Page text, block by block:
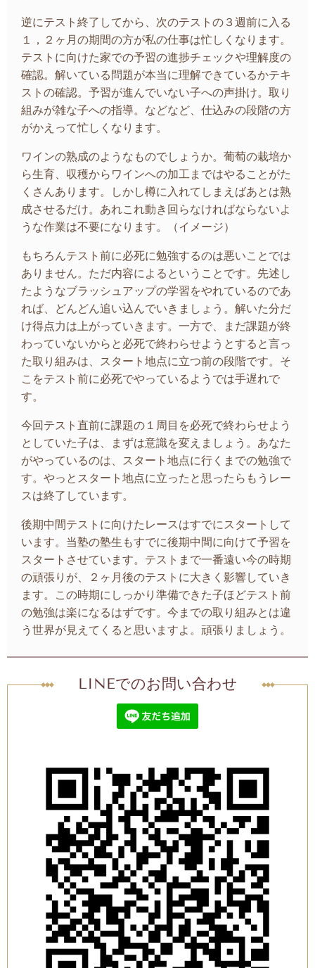
逆にテスト終了してから、次のテストの３週前に入る
１，２ヶ月の期間の方が私の仕事は忙しくなります。
テストに向けた家での予習の進捗チェックや理解度の
確認。解いている問題が本当に理解できているかテキ
ストの確認。予習が進んでいない子への声掛け。取り
組みが雑な子への指導。などなど、仕込みの段階の方
がかえって忙しくなります。
ワインの熟成のようなものでしょうか。葡萄の栽培か
ら生育、収穫からワインへの加工まではやることがた
くさんあります。しかし樽に入れてしまえばあとは熟
成させるだけ。あれこれ動き回らなければならないよ
うな作業は不要になります。（イメージ）
もちろんテスト前に必死に勉強するのは悪いことでは
ありません。ただ内容によるということです。先述し
たようなブラッシュアップの学習をやれているのであ
れば、どんどん追い込んでいきましょう。解いた分だ
け得点力は上がっていきます。一方で、まだ課題が終
わっていないからと必死で終わらせようとすると言っ
た取り組みは、スタート地点に立つ前の段階です。そ
こをテスト前に必死でやっているようでは手遅れで
す。
今回テスト直前に課題の１周目を必死で終わらせよう
としていた子は、まずは意識を変えましょう。あなた
がやっているのは、スタート地点に行くまでの勉強で
す。やっとスタート地点に立ったと思ったらもうレー
スは終了しています。
後期中間テストに向けたレースはすでにスタートして
います。当塾の塾生もすでに後期中間に向けて予習を
スタートさせています。テストまで一番遠い今の時期
の頑張りが、２ヶ月後のテストに大きく影響していき
ます。この時期にしっかり準備できた子ほどテスト前
の勉強は楽になるはずです。今までの取り組みとは違
う世界が見えてくると思いますよ。頑張りましょう。
LINEでのお問い合わせ